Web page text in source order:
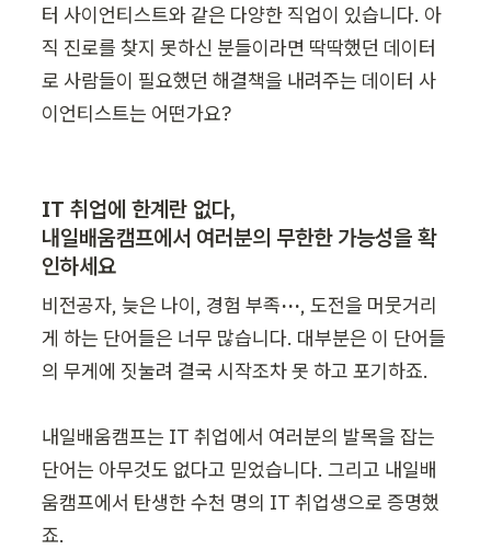
터 사이언티스트와 같은 다양한 직업이 있습니다. 아
직 진로를 찾지 못하신 분들이라면 딱딱했던 데이터
로 사람들이 필요했던 해결책을 내려주는 데이터 사
이언티스트는 어떤가요?
IT 취업에 한계란 없다,
내일배움캠프에서 여러분의 무한한 가능성을 확
인하세요
비전공자, 늦은 나이, 경험 부족···, 도전을 머뭇거리
게 하는 단어들은 너무 많습니다. 대부분은 이 단어들
의 무게에 짓눌려 결국 시작조차 못 하고 포기하죠.
내일배움캠프는 IT 취업에서 여러분의 발목을 잡는
단어는 아무것도 없다고 믿었습니다. 그리고 내일배
움캠프에서 탄생한 수천 명의 IT 취업생으로 증명했
죠.